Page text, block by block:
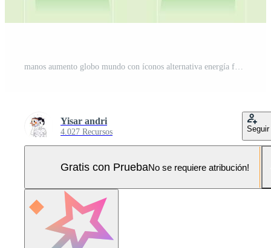
manos aumento globo mundo con íconos alternativa energía fuentes para renovable, sostenible desarrollo. conservación eco concepto Pro Vector y Pro SVG
Yisar andri
4.027 Recursos Seguir
Gratis con PruebaNo se requiere atribución!